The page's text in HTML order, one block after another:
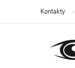
Kontakty